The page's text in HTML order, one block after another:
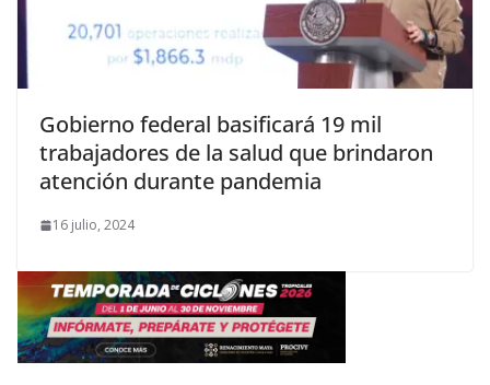
Gobierno federal basificará 19 mil
trabajadores de la salud que brindaron
atención durante pandemia
16 julio, 2024